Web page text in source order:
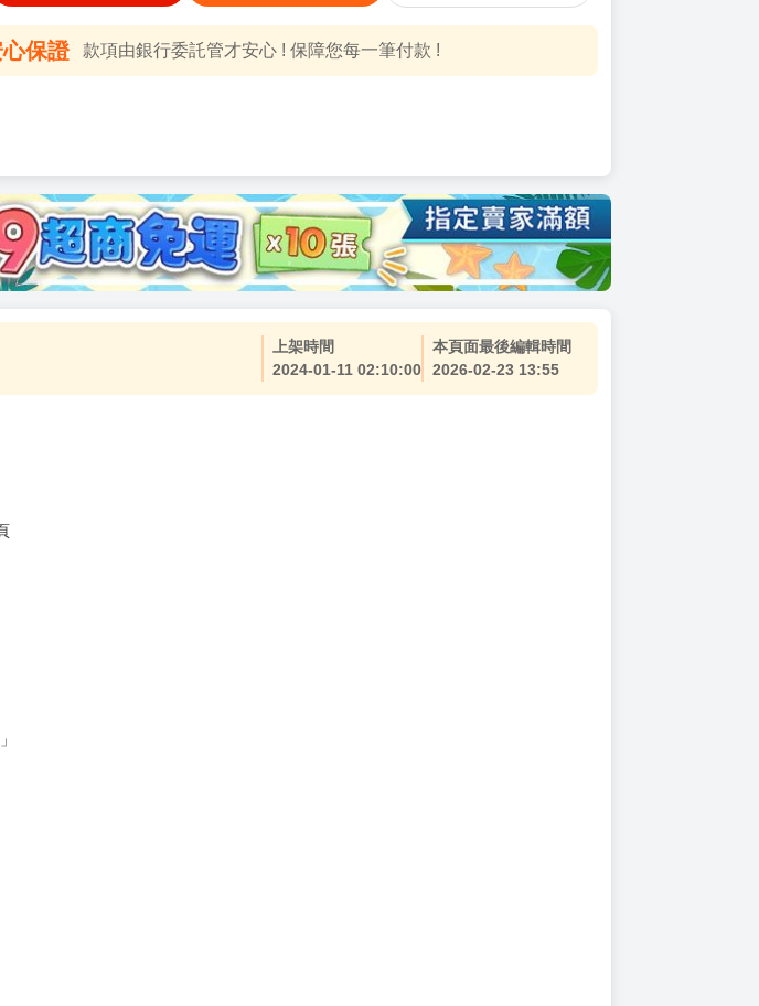
保證 款項由銀行委託管才安心 ! 保障您每一筆付款 !
上架時間
2024-01-11 02:10:00
本頁面最後編輯時間
2026-02-23 13:55